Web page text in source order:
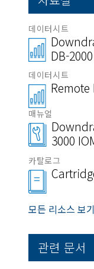
데이터시트
DB-
데이터시트
매뉴얼
3000
카탈로그
모든 리소스 보기
관련 문서